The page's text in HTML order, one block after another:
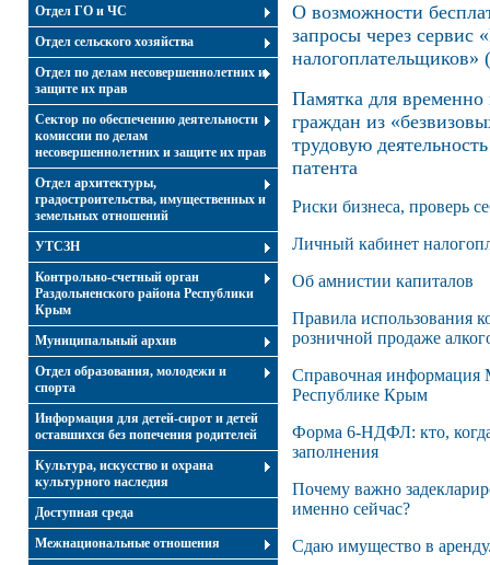
Отдел ГО и ЧС
Отдел сельского хозяйства
Отдел по делам несовершеннолетних и
защите их прав
Сектор по обеспечению деятельности
комиссии по делам
несовершеннолетних и защите их прав
Отдел архитектуры,
градостроительства, имущественных и
земельных отношений
УТСЗН
Контрольно-счетный орган
Раздольненского района Республики
Крым
Муниципальный архив
Отдел образования, молодежи и
спорта
Информация для детей-сирот и детей
оставшихся без попечения родителей
Культура, искусство и охрана
культурного наследия
Доступная среда
Межнациональные отношения
О возможности
запросы через
Памятка для
граждан из
трудовую
патента
Риски бизнеса, проверь
Личный кабинет
Об амнистии капиталов
Правила использования
розничной продаже
Справочная
Республике Крым
Форма 6-НДФЛ: кто,
заполнения
Почему важно
именно сейчас?
Сдаю имущество в